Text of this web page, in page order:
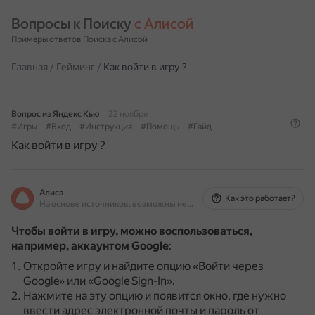
Вопросы к Поиску с Алисой
Примеры ответов Поиска с Алисой
Главная / Гейминг / Как войти в игру ?
Вопрос из Яндекс Кью
22 ноября
#Игры
#Вход #Инструкция #Помощь #Гайд
Как войти в игру ?
Алиса
На основе источников, возможны неточности
Как это работает?
Чтобы войти в игру, можно воспользоваться,
например, аккаунтом Google:
Откройте игру и найдите опцию «Войти через
Google» или «Google Sign-In».
Нажмите на эту опцию и появится окно, где нужно
ввести адрес электронной почты и пароль от